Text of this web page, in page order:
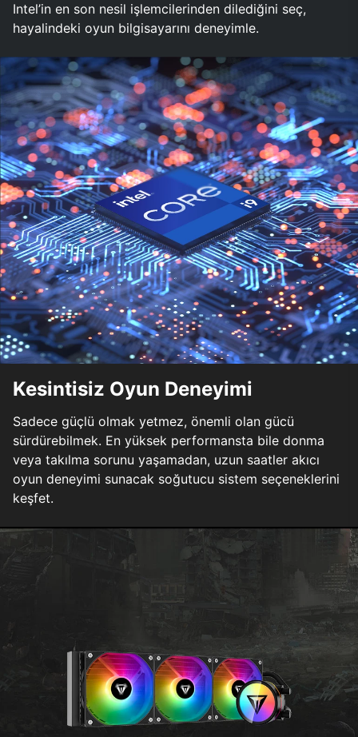
Intel’in en son nesil işlemcilerinden dilediğini seç,
hayalindeki oyun bilgisayarını deneyimle.
Kesintisiz Oyun Deneyimi
Sadece güçlü olmak yetmez, önemli olan gücü
sürdürebilmek. En yüksek performansta bile donma
veya takılma sorunu yaşamadan, uzun saatler akıcı
oyun deneyimi sunacak soğutucu sistem seçeneklerini
keşfet.